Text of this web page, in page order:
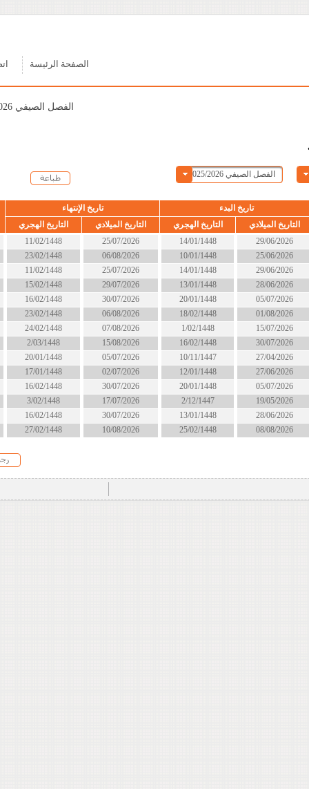
اتصل بنا
الحالة
التاريخ الهجري
التاريخ الميلادي
التاريخ الهجري
14/01/1448
10/01/1448
14/01/1448
13/01/1448
20/01/1448
18/02/1448
1/02/1448
16/02/1448
10/11/1447
12/01/1448
20/01/1448
2/12/1447
13/01/1448
25/02/1448
25/07/2026
06/08/2026
25/07/2026
29/07/2026
30/07/2026
06/08/2026
07/08/2026
15/08/2026
05/07/2026
02/07/2026
30/07/2026
17/07/2026
30/07/2026
10/08/2026
11/02/1448
23/02/1448
11/02/1448
15/02/1448
16/02/1448
23/02/1448
24/02/1448
2/03/1448
20/01/1448
17/01/1448
16/02/1448
3/02/1448
16/02/1448
27/02/1448